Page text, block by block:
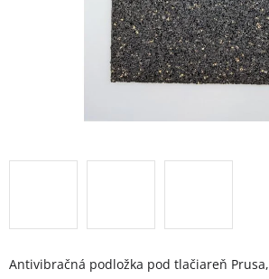
Antivibračná podložka pod tlačiareň Prusa,